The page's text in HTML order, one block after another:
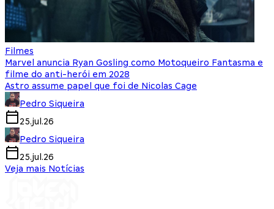
Filmes
Marvel anuncia Ryan Gosling como Motoqueiro Fantasma e
filme do anti-herói em 2028
Astro assume papel que foi de Nicolas Cage
Pedro Siqueira
25.jul.26
Pedro Siqueira
25.jul.26
Veja mais Notícias